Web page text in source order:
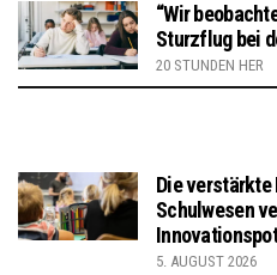
“Wir
Sturzflug bei
20 STUNDEN HER
Die verstärkte
Schulwesen
5. AUGUST 2026